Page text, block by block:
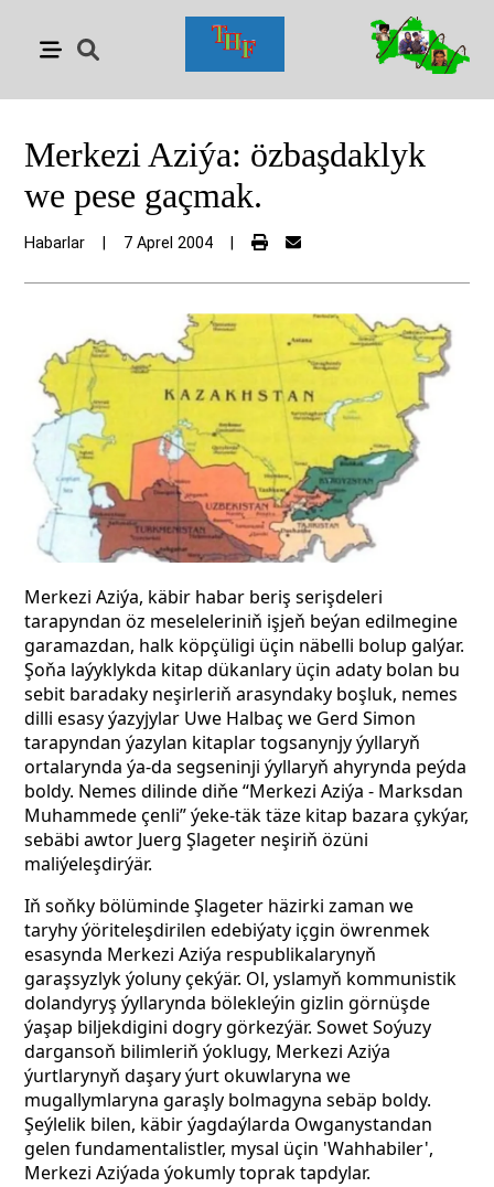
Merkezi Aziýa: özbaşdaklyk
we pese gaçmak.
Habarlar 7 Aprel 2004
Merkezi Aziýa, käbir habar beriş serişdeleri
tarapyndan öz meseleleriniň işjeň beýan edilmegine
garamazdan, halk köpçüligi üçin näbelli bolup galýar.
Şoňa laýyklykda kitap dükanlary üçin adaty bolan bu
sebit baradaky neşirleriň arasyndaky boşluk, nemes
dilli esasy ýazyjylar Uwe Halbaç we Gerd Simon
tarapyndan ýazylan kitaplar togsanynjy ýyllaryň
ortalarynda ýa-da segseninji ýyllaryň ahyrynda peýda
boldy. Nemes dilinde diňe “Merkezi Aziýa - Marksdan
Muhammede çenli” ýeke-täk täze kitap bazara çykýar,
sebäbi awtor Juerg Şlageter neşiriň özüni
maliýeleşdirýär.
Iň soňky bölüminde Şlageter häzirki zaman we
taryhy ýöriteleşdirilen edebiýaty içgin öwrenmek
esasynda Merkezi Aziýa respublikalarynyň
garaşsyzlyk ýoluny çekýär. Ol, yslamyň kommunistik
dolandyryş ýyllarynda bölekleýin gizlin görnüşde
ýaşap biljekdigini dogry görkezýär. Sowet Soýuzy
dargansoň bilimleriň ýoklugy, Merkezi Aziýa
ýurtlarynyň daşary ýurt okuwlaryna we
mugallymlaryna garaşly bolmagyna sebäp boldy.
Şeýlelik bilen, käbir ýagdaýlarda Owganystandan
gelen fundamentalistler, mysal üçin 'Wahhabiler',
Merkezi Aziýada ýokumly toprak tapdylar.